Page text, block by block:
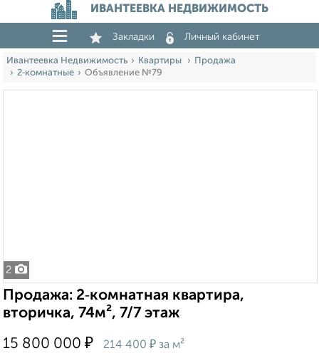
ИВАНТЕЕВКА НЕДВИЖИМОСТЬ
Закладки Личный кабинет
Ивантеевка Недвижимость Квартиры
Продажа
2‑комнатные
Объявление №79
2
Продажа: 2‑комнатная квартира,
вторичка, 74м², 7/7 этаж
15 800 000 ₽ 214 400 ₽ за м²